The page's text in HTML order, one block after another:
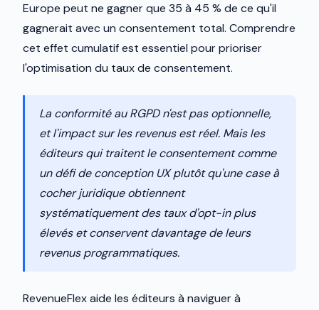
Europe peut ne gagner que 35 à 45 % de ce qu'il
gagnerait avec un consentement total. Comprendre
cet effet cumulatif est essentiel pour prioriser
l'optimisation du taux de consentement.
La conformité au RGPD n'est pas optionnelle,
et l'impact sur les revenus est réel. Mais les
éditeurs qui traitent le consentement comme
un défi de conception UX plutôt qu'une case à
cocher juridique obtiennent
systématiquement des taux d'opt-in plus
élevés et conservent davantage de leurs
revenus programmatiques.
RevenueFlex aide les éditeurs à naviguer à